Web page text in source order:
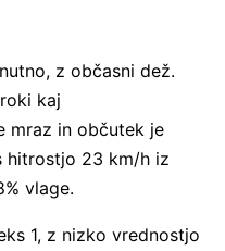
z občasni dež.
kaj
mraz in občutek je
hitrostjo 23 km/h iz
vlage.
1, z nizko vrednostjo